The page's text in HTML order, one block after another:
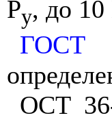
Ру, до
ГОСТ
ОСТ